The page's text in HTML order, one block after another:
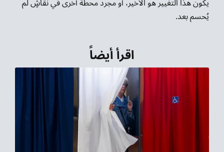
يُحسم بعد.
اقرأ أيضاً